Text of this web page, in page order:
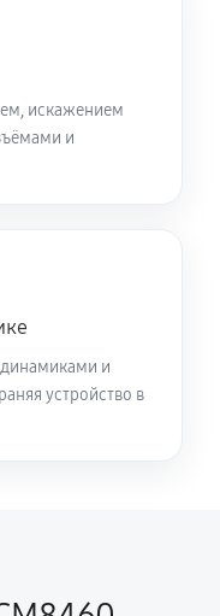
искажением
и
и
устройство в